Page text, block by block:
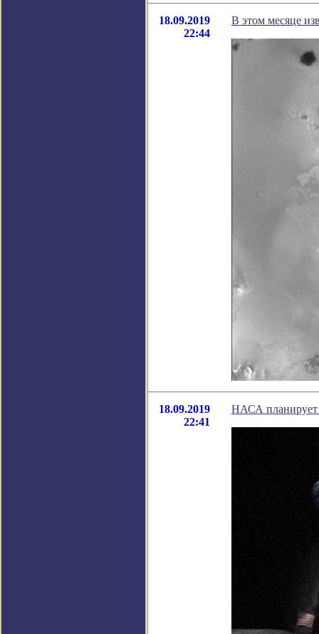
18.09.2019
22:44
В этом месяце
18.09.2019
22:41
НАСА планирует